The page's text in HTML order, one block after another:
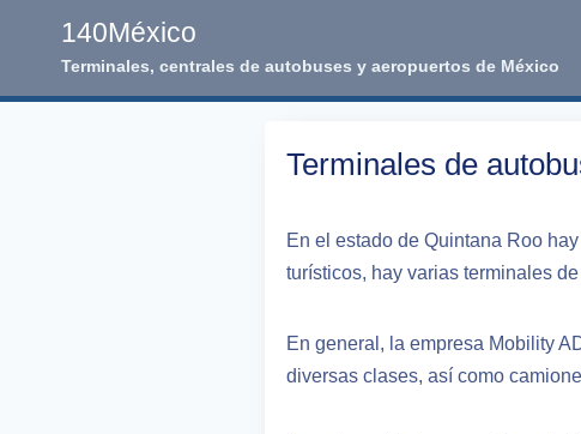
140México
Terminales, centrales de autobuses y aeropuertos de México
Terminales de
En el estado de Quintana Roo
turísticos, hay varias terminales
En general, la empresa Mobility
diversas clases, así como